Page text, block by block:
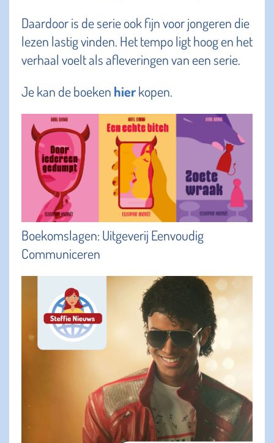
Daardoor is de serie ook fijn voor jongeren die
lezen lastig vinden. Het tempo ligt hoog en het
verhaal voelt als afleveringen van een serie.
Je kan de boeken hierkopen.
Boekomslagen: Uitgeverij Eenvoudig
Communiceren